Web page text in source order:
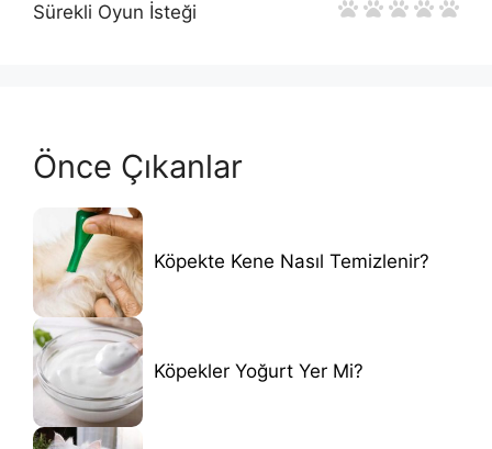
Sürekli Oyun İsteği
Önce Çıkanlar
Köpekte Kene Nasıl Temizlenir?
Köpekler Yoğurt Yer Mi?